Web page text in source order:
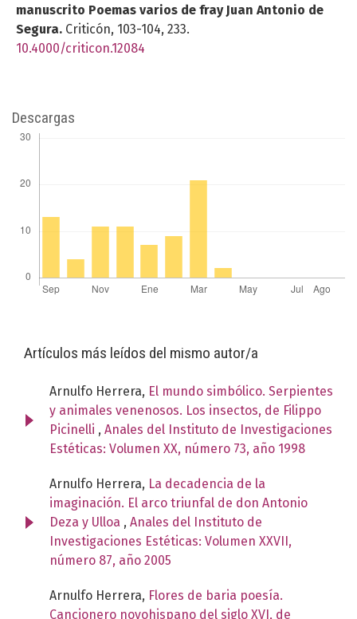
manuscrito Poemas varios de fray Juan Antonio de
Segura. Criticón, 103-104, 233.
10.4000/criticon.12084
Descargas
Artículos más leídos del mismo autor/a
Arnulfo Herrera, El mundo simbólico. Serpientes
y animales venenosos. Los insectos, de Filippo
Picinelli , Anales del Instituto de Investigaciones
Estéticas: Volumen XX, número 73, año 1998
Arnulfo Herrera, La decadencia de la
imaginación. El arco triunfal de don Antonio
Deza y Ulloa , Anales del Instituto de
Investigaciones Estéticas: Volumen XXVII,
número 87, año 2005
Arnulfo Herrera, Flores de baria poesía.
Cancionero novohispano del siglo XVI, de